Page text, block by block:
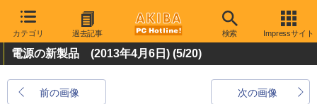
カテゴリ 過去記事 検索 Impressサイト
電源の新製品 (2013年4月6日) (5/20)
前の画像 次の画像